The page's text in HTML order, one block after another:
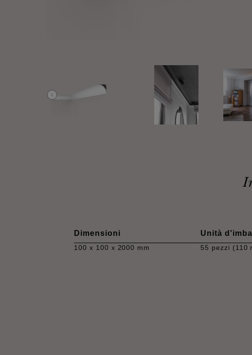
Dimensioni
100 x 100 x 2000 mm
Unità
55 pezzi (110